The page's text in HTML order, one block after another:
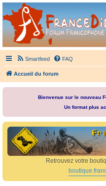
France Didgeridoo
Didgeridoo et Guimbarde sur France
Smartfeed FAQ
Accueil du forum
Bienvenue sur le nouveau
Un format plus
Retrouvez votre